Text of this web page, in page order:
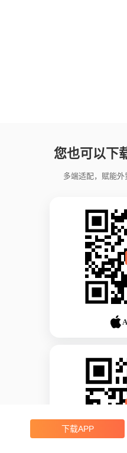
您也可以下
多端适配，赋能
下载APP